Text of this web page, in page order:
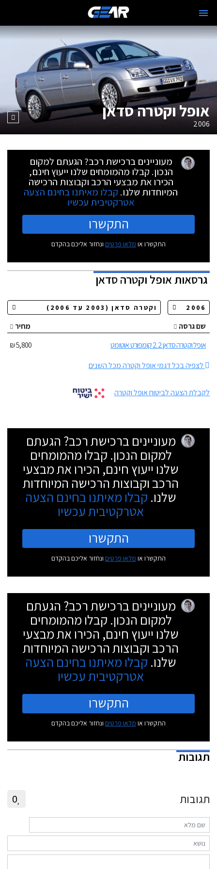
אופל וקטרה סדאן
2006
מעוניינים ברכישת רכב? הגעתם למקום
הנכון. קבלו מהמומחים שלנו ייעוץ חינם,
הכירו את מבצעי הרכב וקבוצות הרכישה
המיוחדות שלנו. קבלו מאיתנו בחינם הצעה
אטרקטיבית עכשיו
התקשרו
התקשרו או מלאו פרטים ונחזור אליכם בהקדם
גרסאותאופל וקטרה סדאן
שם גרסה
מחיר
אופל וקטרה סדאן 2.2 קומפורט אוטומט
5,800 ₪
לצפיה בכל דגמי אופל וקטרה מכל השנים
לקבלת הצעה לביטוח אופל וקטרה
מעוניינים ברכישת רכב? הגעתם
למקום הנכון. קבלו מהמומחים
שלנו ייעוץ חינם, הכירו את מבצעי
הרכב וקבוצות הרכישה המיוחדות
שלנו. קבלו מאיתנו בחינם הצעה
אטרקטיבית עכשיו
התקשרו
התקשרו או מלאו פרטים ונחזור אליכם בהקדם
מעוניינים ברכישת רכב? הגעתם
למקום הנכון. קבלו מהמומחים
שלנו ייעוץ חינם, הכירו את מבצעי
הרכב וקבוצות הרכישה המיוחדות
שלנו. קבלו מאיתנו בחינם הצעה
אטרקטיבית עכשיו
התקשרו
התקשרו או מלאו פרטים ונחזור אליכם בהקדם
תגובות
תגובות 0